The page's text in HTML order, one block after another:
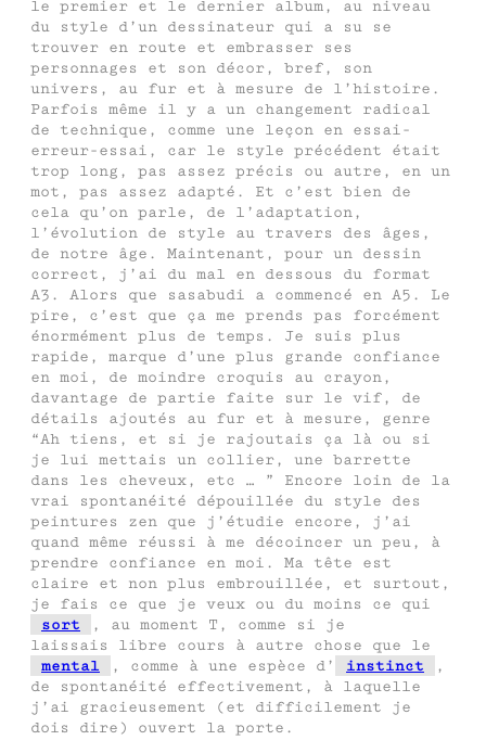
le premier et le dernier album, au niveau
du style d’un dessinateur qui a su se
trouver en route et embrasser ses
personnages et son décor, bref, son
univers, au fur et à mesure de l’histoire.
Parfois même il y a un changement radical
de technique, comme une leçon en essai-
erreur-essai, car le style précédent était
trop long, pas assez précis ou autre, en un
mot, pas assez adapté. Et c’est bien de
cela qu’on parle, de l’adaptation,
l’évolution de style au travers des âges,
de notre âge. Maintenant, pour un dessin
correct, j’ai du mal en dessous du format
A3. Alors que sasabudi a commencé en A5. Le
pire, c’est que ça me prends pas forcément
énormément plus de temps. Je suis plus
rapide, marque d’une plus grande confiance
en moi, de moindre croquis au crayon,
davantage de partie faite sur le vif, de
détails ajoutés au fur et à mesure, genre
“Ah tiens, et si je rajoutais ça là ou si
je lui mettais un collier, une barrette
dans les cheveux, etc … ” Encore loin de la
vrai spontanéité dépouillée du style des
peintures zen que j’étudie encore, j’ai
quand même réussi à me décoincer un peu, à
prendre confiance en moi. Ma tête est
claire et non plus embrouillée, et surtout,
je fais ce que je veux ou du moins ce qui
sort
, au moment T, comme si je
laissais libre cours à autre chose que le
mental
, comme à une espèce d’ instinct
,
de spontanéité effectivement, à laquelle
j’ai gracieusement (et difficilement je
dois dire) ouvert la porte.